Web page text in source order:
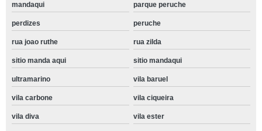
mandaqui parque peruche
perdizes peruche
rua joao ruthe rua zilda
sitio manda aqui sitio mandaqui
ultramarino vila baruel
vila carbone vila ciqueira
vila diva vila ester